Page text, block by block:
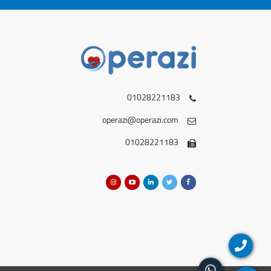
01028221183
operazi@operazi.com
01028221183